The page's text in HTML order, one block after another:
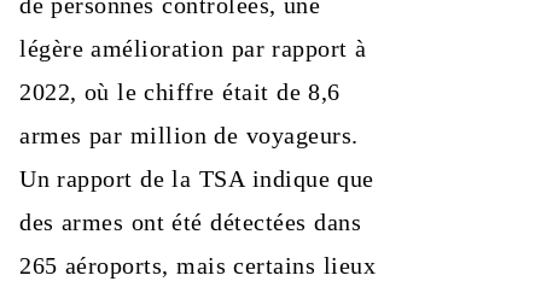
légère amélioration par rapport à
2022, où le chiffre était de 8,6
armes par million de voyageurs.
Un rapport de la TSA indique que
des armes ont été détectées dans
265 aéroports, mais certains lieux